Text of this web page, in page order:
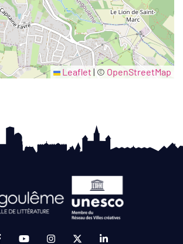
Leaflet | © OpenStreetMap
Lien vers le compte Facebook (ouverture
Lien vers la chaîne Youtube
Lien vers le compte
Lien vers le compte
Lien vers le